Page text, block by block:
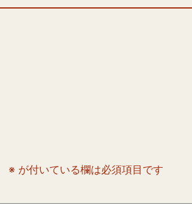
※ が付いている欄は必須項目です